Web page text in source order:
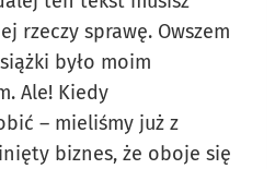
rzeczy sprawę. Owszem
było moim
Ale! Kiedy
– mieliśmy już z
biznes, że oboje się